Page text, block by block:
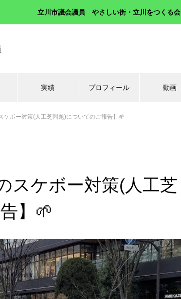
立川市議会議員 やさしい街・立川をつくる会
実績 プロフィール 動画
ケボー対策(人工芝問題)についてのご報告】🌱
スケボー対策(人工芝
】🌱